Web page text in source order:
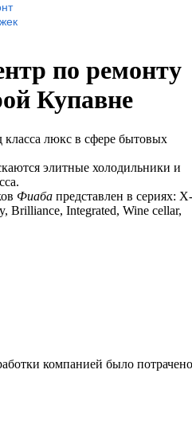
по ремонту
Купавне
люкс в сфере бытовых
элитные холодильники и
Фиаба представлен в сериях: X-
Brilliance, Integrated, Wine cellar,
компанией было потрачено